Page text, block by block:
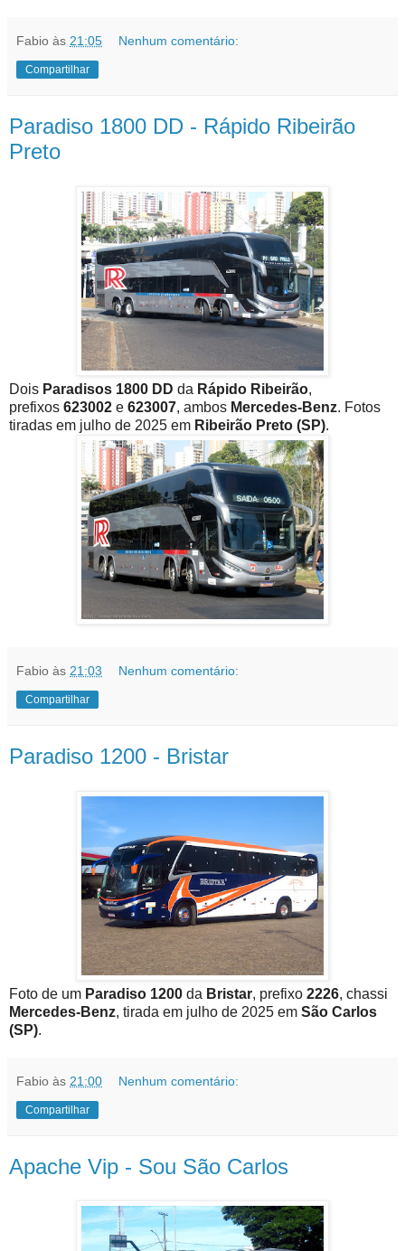
Fabio às 21:05 Nenhum comentário:
Compartilhar
Paradiso 1800 DD - Rápido Ribeirão
Preto
Dois Paradisos 1800 DD da Rápido Ribeirão,
prefixos 623002 e 623007, ambos Mercedes-Benz. Fotos
tiradas em julho de 2025 em Ribeirão Preto (SP).
Fabio às 21:03 Nenhum comentário:
Compartilhar
Paradiso 1200 - Bristar
Foto de um Paradiso 1200 da Bristar, prefixo 2226, chassi
Mercedes-Benz, tirada em julho de 2025 em São Carlos
(SP).
Fabio às 21:00 Nenhum comentário:
Compartilhar
Apache Vip - Sou São Carlos